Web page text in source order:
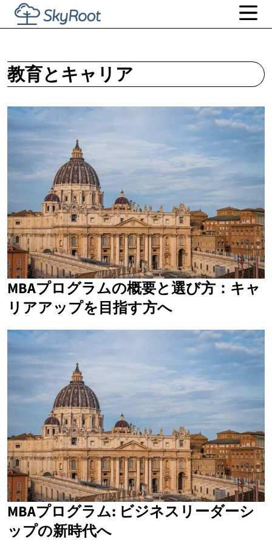
教育とキャリア
MBAプログラムの概要と選び方：キャ
リアアップを目指す方へ
MBAプログラム: ビジネスリーダーシ
ップの新時代へ